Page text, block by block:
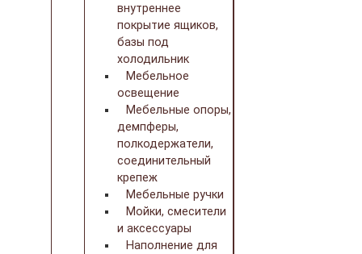
внутреннее
покрытие ящиков,
базы под
холодильник
Мебельное
освещение
Мебельные опоры,
демпферы,
полкодержатели,
соединительный
крепеж
Мебельные ручки
Мойки, смесители
и аксессуары
Наполнение для